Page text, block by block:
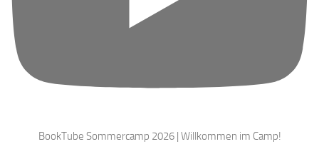
BookTube Sommercamp 2026 | Willkommen im Camp!